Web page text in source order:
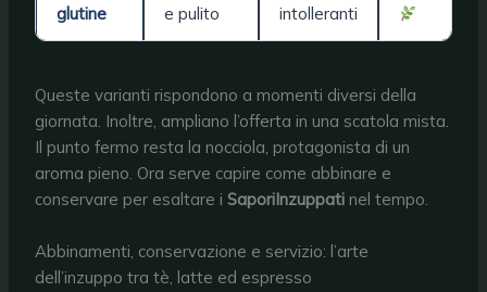
glutine
e pulito
intolleranti
Queste varianti rispondono a momenti diversi della
giornata. Inoltre, ampliano l’offerta in una scatola mista.
Il punto fermo resta la nocciola, protagonista di un
aroma pieno. Ora serve capire come abbinare e
conservare per esaltare iSaporiInzuppati nel tempo.
Abbinamenti, conservazione e servizio: l’arte
dell’inzuppo tra tè, latte ed espresso